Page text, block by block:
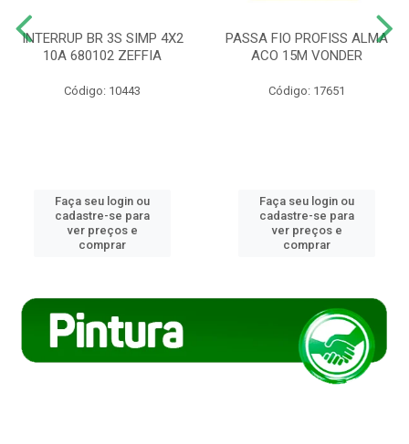
INTERRUP BR 3S SIMP 4X2
10A 680102 ZEFFIA
Código: 10443
Faça seu login ou
cadastre-se para
ver preços e
comprar
PASSA FIO PROFISS ALMA
ACO 15M VONDER
Código: 17651
Faça seu login ou
cadastre-se para
ver preços e
comprar